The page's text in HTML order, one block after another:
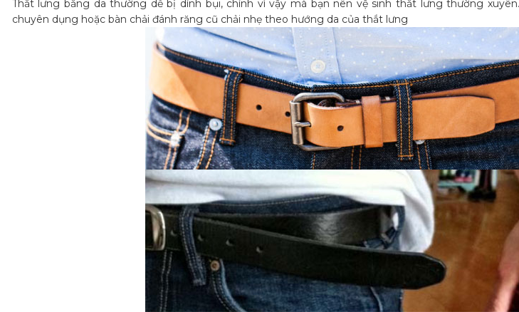
Thắt lưng bằng da thường dễ bị dính bụi, chính vì vậy mà bạn nên vệ sinh thắt lưng thường
chuyên dụng hoặc bàn chải đánh răng cũ chải nhẹ theo hướng da của thắt lưng